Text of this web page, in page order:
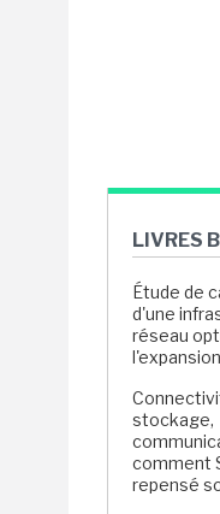
LIVRES
Étude de
d'une
réseau
stockage,
comment
repensé